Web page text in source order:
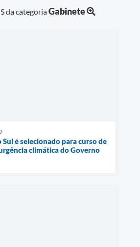
da categoriaGabinete
Sul é selecionado para curso de
climática do Governo